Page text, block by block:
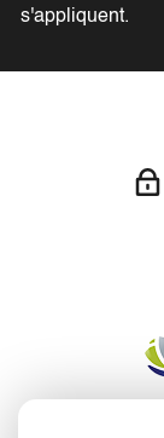
s'appliquent.